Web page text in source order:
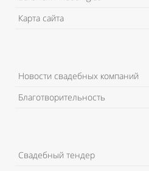
Карта сайта
Новости свадебных компаний
Благотворительность
Свадебный тендер